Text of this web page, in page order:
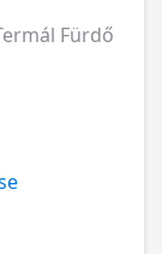
Fürdő